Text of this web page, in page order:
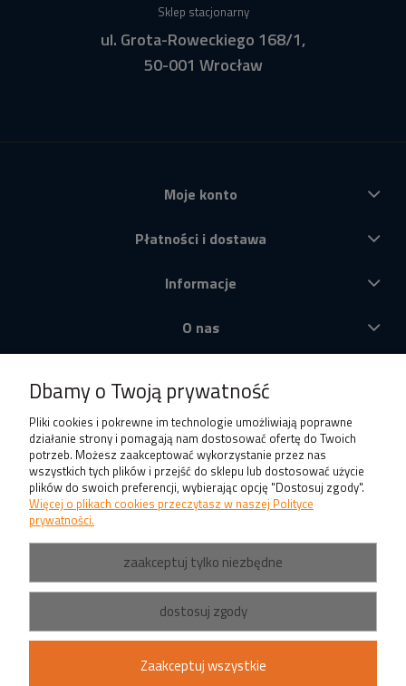
Sklep stacjonarny
ul. Grota-Roweckiego 168/1,
50-001 Wrocław
Moje konto
Płatności i dostawa
Informacje
O nas
Dbamy o Twoją prywatność
Pliki cookies i pokrewne im technologie umożliwiają poprawne
działanie strony i pomagają nam dostosować ofertę do Twoich
potrzeb. Możesz zaakceptować wykorzystanie przez nas
wszystkich tych plików i przejść do sklepu lub dostosować użycie
plików do swoich preferencji, wybierając opcję "Dostosuj zgody".
Więcej o plikach cookies przeczytasz w naszej Polityce
prywatności.
zaakceptuj tylko niezbędne
dostosuj zgody
Zaakceptuj wszystkie